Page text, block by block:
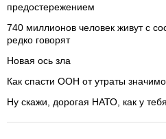
предостережением
740 миллионов человек живут с
редко говорят
Новая ось зла
Как спасти ООН от утраты
Ну скажи, дорогая НАТО, как у